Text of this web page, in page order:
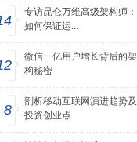
专访昆仑万维高级架构师：
如何保证运...
微信一亿用户增长背后的架
构秘密
8
剖析移动互联网演进趋势及
投资创业点